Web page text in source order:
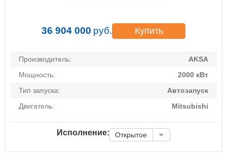
36 904 000 руб. Купить
Производитель:
AKSA
Мощность:
2000 кВт
Тип запуска:
Автозапуск
Двигатель:
Mitsubishi
Исполнение: Открытое